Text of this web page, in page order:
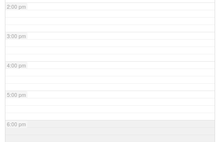
2:00 pm
3:00 pm
4:00 pm
5:00 pm
6:00 pm